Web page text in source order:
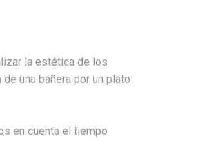
la estética de los
una bañera por un plato
en cuenta el tiempo